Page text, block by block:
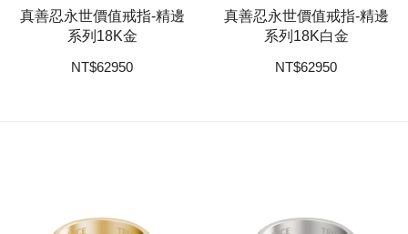
真善忍永世價值戒指-精邊
系列18K金
NT$62950
真善忍永世價值戒指-精邊
系列18K白金
NT$62950